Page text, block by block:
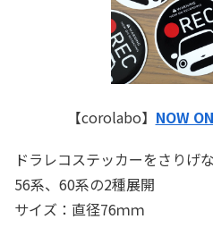
【corolabo】 NOW
ドラレコステッカーをさりげ
56系、60系の2種展開
サイズ：直径76ｍｍ